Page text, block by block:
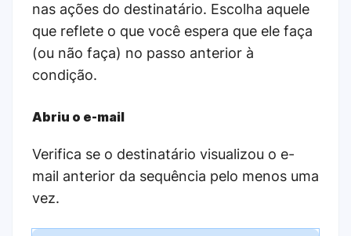
nas ações do destinatário. Escolha aquele
que reflete o que você espera que ele faça
(ou não faça) no passo anterior à
condição.
Abriu o e-mail
Verifica se o destinatário visualizou o e-
mail anterior da sequência pelo menos uma
vez.